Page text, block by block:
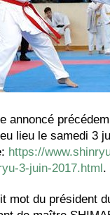
annoncé
lieu le samedi 3
https://
3-juin-2017.html.
mot du président